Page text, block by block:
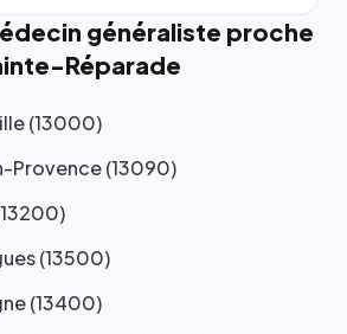
généraliste proche
Réparade
(13000)
Provence (13090)
(13500)
(13400)